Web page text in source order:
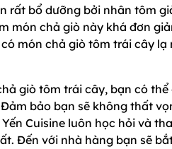
rất bổ dưỡng bởi nhân tôm
món chả giò này khá đơn
món chả giò tôm trái cây lạ
giò tôm trái cây, bạn có
bảo bạn sẽ không thất
Cuisine luôn học hỏi và
Đến với nhà hàng bạn sẽ